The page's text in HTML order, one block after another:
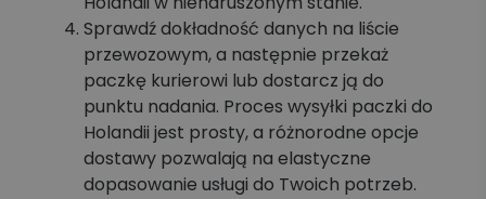
Sprawdź dokładność danych na liście
przewozowym, a następnie przekaż
paczkę kurierowi lub dostarcz ją do
punktu nadania. Proces wysyłki paczki do
Holandii jest prosty, a różnorodne opcje
dostawy pozwalają na elastyczne
dopasowanie usługi do Twoich potrzeb.